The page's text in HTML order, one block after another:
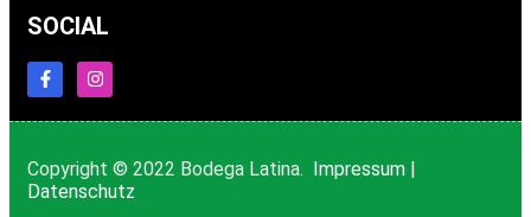
SOCIAL
Copyright © 2022 Bodega Latina. Impressum |
Datenschutz